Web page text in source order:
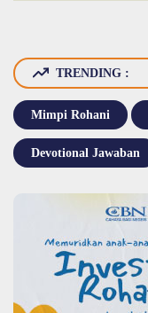
TRENDING :
Mimpi Rohani
Devotional Jawaban